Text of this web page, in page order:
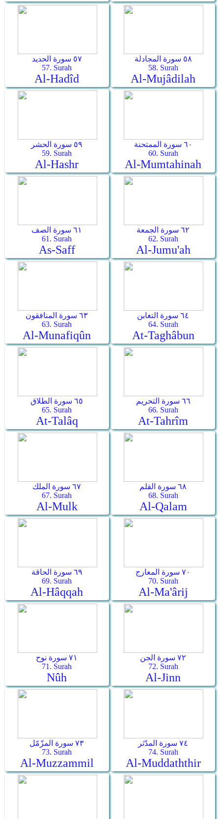
٥٧ سورة الحديد
57. Surah
Al-Hadîd
٥٨ سورة المجادلة
58. Surah
Al-Mujâdilah
٥٩ سورة الحشر
59. Surah
Al-Hashr
٦٠ سورة الممتحنة
60. Surah
Al-Mumtahinah
٦١ سورة الصف
61. Surah
As-Saff
٦٢ سورة الجمعة
62. Surah
Al-Jumu'ah
٦٣ سورة المنافقون
63. Surah
Al-Munafiqûn
٦٤ سورة التغابن
64. Surah
At-Taghâbun
٦٥ سورة الطلاق
65. Surah
At-Talâq
٦٦ سورة التحريم
66. Surah
At-Tahrîm
٦٧ سورة الملك
67. Surah
Al-Mulk
٦٨ سورة القلم
68. Surah
Al-Qalam
٦٩ سورة الحاقة
69. Surah
Al-Hâqqah
٧٠ سورة المعارج
70. Surah
Al-Ma'ârij
٧١ سورة نوح
71. Surah
Nûh
٧٢ سورة الجن
72. Surah
Al-Jinn
٧٣ سورة المزّمّل
73. Surah
Al-Muzzammil
٧٤ سورة المدّثر
74. Surah
Al-Muddaththir